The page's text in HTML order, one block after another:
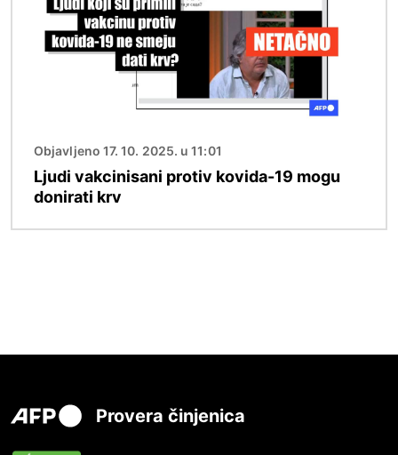
Objavljeno 17. 10. 2025. u 11:01
Ljudi vakcinisani protiv kovida-19 mogu
donirati krv
Provera činjenica